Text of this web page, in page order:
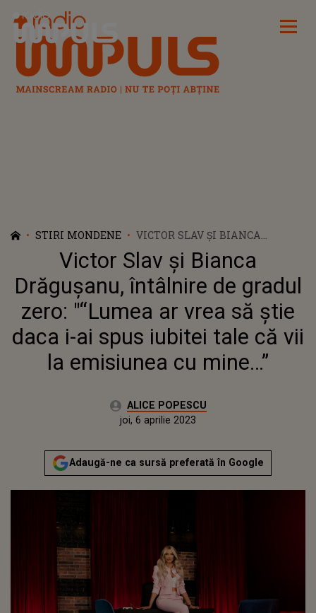
Radio Impuls
STIRI MONDENE
VICTOR SLAV ȘI BIANCA
DRĂGUȘANU, ÎNTÂLNIRE DE
GRADUL ZERO: "“LUMEA AR
VREA SĂ ȘTIE DACA I-AI SPUS
IUBITEI TALE CĂ VII LA
EMISIUNEA CU MINE…”
Victor Slav și Bianca
Drăgușanu, întâlnire de gradul
zero: "“Lumea ar vrea să știe
daca i-ai spus iubitei tale că vii
la emisiunea cu mine…”
Autor:ALICE POPESCU
Publicat:
joi, 6 aprilie 2023
Adaugă-ne ca sursă preferată în Google